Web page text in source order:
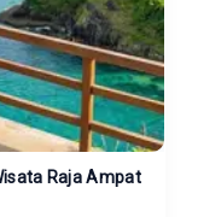
Raja Ampat